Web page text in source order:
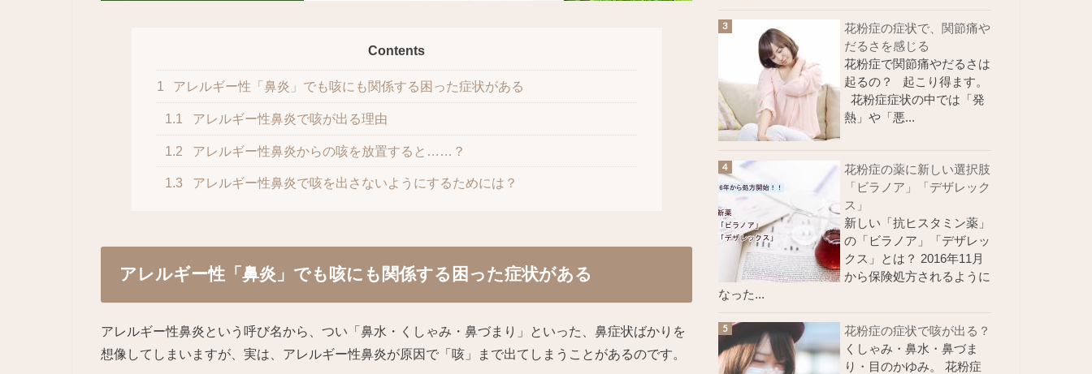
Contents
1 アレルギー性「鼻炎」でも咳にも関係する困った症状がある
1.1 アレルギー性鼻炎で咳が出る理由
1.2 アレルギー性鼻炎からの咳を放置すると……？
1.3 アレルギー性鼻炎で咳を出さないようにするためには？
アレルギー性「鼻炎」でも咳にも関係する困った症状がある
アレルギー性鼻炎という呼び名から、つい「鼻水・くしゃみ・鼻づまり」といった、鼻症状ばかりを
想像してしまいますが、実は、アレルギー性鼻炎が原因で「咳」まで出てしまうことがあるのです。
花粉症の症状で、関節痛や
だるさを感じる
花粉症で関節痛やだるさは
起るの？ 起こり得ます。
花粉症症状の中では「発
熱」や「悪...
花粉症の薬に新しい選択肢
「ビラノア」「デザレック
ス」
新しい「抗ヒスタミン薬」
の「ビラノア」「デザレッ
クス」とは？ 2016年11月
から保険処方されるように
なった...
花粉症の症状で咳が出る？
くしゃみ・鼻水・鼻づま
り・目のかゆみ。 花粉症